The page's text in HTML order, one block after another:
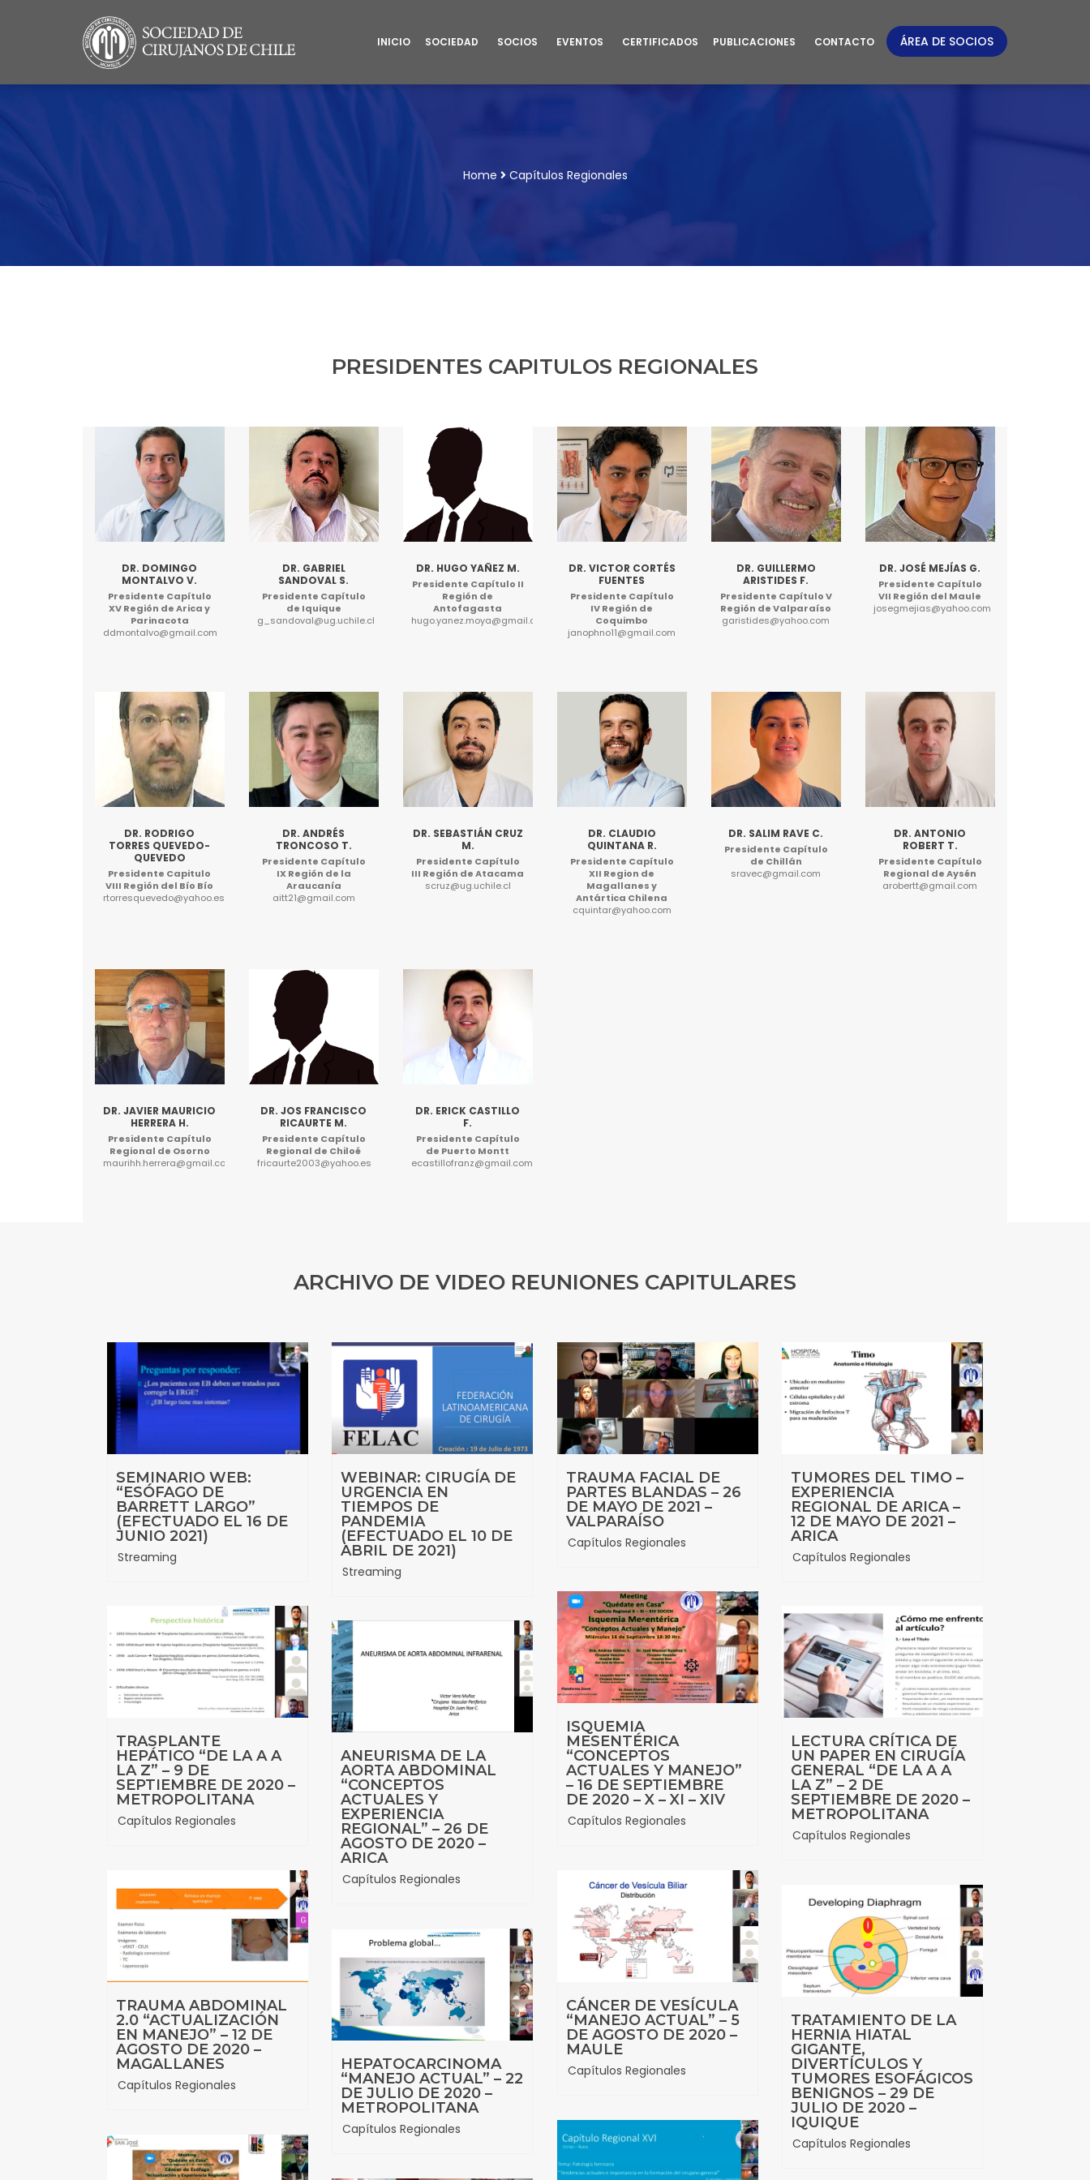
INICIO SOCIEDAD SOCIOS EVENTOS CERTIFICADOS PUBLICACIONES CONTACTO ÁREA DE SOCIOS
Home Capítulos Regionales
PRESIDENTES CAPITULOS REGIONALES
DR. DOMINGO
MONTALVO V.
Presidente Capítulo
XV Región de Arica y
Parinacota
ddmontalvo@gmail.com
DR. GABRIEL
SANDOVAL S.
Presidente Capítulo
de Iquique
g_sandoval@ug.uchile.cl
DR. HUGO YAÑEZ M.
Presidente Capítulo II
Región de
Antofagasta
hugo.yanez.moya@gmail.com
DR. VICTOR CORTÉS
FUENTES
Presidente Capítulo
IV Región de
Coquimbo
janophno11@gmail.com
DR. GUILLERMO
ARISTIDES F.
Presidente Capítulo V
Región de Valparaíso
garistides@yahoo.com
DR. JOSÉ MEJÍAS G.
Presidente Capítulo
VII Región del Maule
josegmejias@yahoo.com
DR. RODRIGO
TORRES QUEVEDO-
QUEVEDO
Presidente Capitulo
VIII Región del Bío Bío
rtorresquevedo@yahoo.es
DR. ANDRÉS
TRONCOSO T.
Presidente Capítulo
IX Región de la
Araucanía
aitt21@gmail.com
DR. SEBASTIÁN CRUZ
M.
Presidente Capítulo
III Región de Atacama
scruz@ug.uchile.cl
DR. CLAUDIO
QUINTANA R.
Presidente Capítulo
XII Region de
Magallanes y
Antártica Chilena
cquintar@yahoo.com
DR. SALIM RAVE C.
Presidente Capítulo
de Chillán
sravec@gmail.com
DR. ANTONIO
ROBERT T.
Presidente Capítulo
Regional de Aysén
arobertt@gmail.com
DR. JAVIER MAURICIO
HERRERA H.
Presidente Capítulo
Regional de Osorno
maurihh.herrera@gmail.com
DR. JOS FRANCISCO
RICAURTE M.
Presidente Capítulo
Regional de Chiloé
fricaurte2003@yahoo.es
DR. ERICK CASTILLO
F.
Presidente Capítulo
de Puerto Montt
ecastillofranz@gmail.com
ARCHIVO DE VIDEO REUNIONES CAPITULARES
SEMINARIO WEB:
“ESÓFAGO DE
BARRETT LARGO”
(EFECTUADO EL 16 DE
JUNIO 2021)
Streaming
WEBINAR: CIRUGÍA DE
URGENCIA EN
TIEMPOS DE
PANDEMIA
(EFECTUADO EL 10 DE
ABRIL DE 2021)
Streaming
TRAUMA FACIAL DE
PARTES BLANDAS – 26
DE MAYO DE 2021 –
VALPARAÍSO
Capítulos Regionales
TUMORES DEL TIMO –
EXPERIENCIA
REGIONAL DE ARICA –
12 DE MAYO DE 2021 –
ARICA
Capítulos Regionales
ISQUEMIA
MESENTÉRICA
“CONCEPTOS
ACTUALES Y MANEJO”
– 16 DE SEPTIEMBRE
DE 2020 – X – XI – XIV
Capítulos Regionales
TRASPLANTE
HEPÁTICO “DE LA A A
LA Z” – 9 DE
SEPTIEMBRE DE 2020 –
METROPOLITANA
Capítulos Regionales
LECTURA CRÍTICA DE
UN PAPER EN CIRUGÍA
GENERAL “DE LA A A
LA Z” – 2 DE
SEPTIEMBRE DE 2020 –
METROPOLITANA
Capítulos Regionales
ANEURISMA DE LA
AORTA ABDOMINAL
“CONCEPTOS
ACTUALES Y
EXPERIENCIA
REGIONAL” – 26 DE
AGOSTO DE 2020 –
ARICA
Capítulos Regionales
TRAUMA ABDOMINAL
2.0 “ACTUALIZACIÓN
EN MANEJO” – 12 DE
AGOSTO DE 2020 –
MAGALLANES
Capítulos Regionales
CÁNCER DE VESÍCULA
“MANEJO ACTUAL” – 5
DE AGOSTO DE 2020 –
MAULE
Capítulos Regionales
TRATAMIENTO DE LA
HERNIA HIATAL
GIGANTE,
DIVERTÍCULOS Y
TUMORES ESOFÁGICOS
BENIGNOS – 29 DE
JULIO DE 2020 –
IQUIQUE
Capítulos Regionales
HEPATOCARCINOMA
“MANEJO ACTUAL” – 22
DE JULIO DE 2020 –
METROPOLITANA
Capítulos Regionales